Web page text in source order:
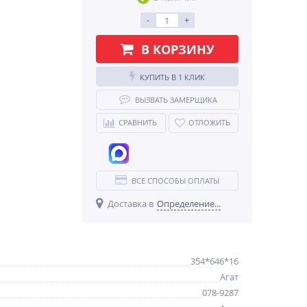
- +
В КОРЗИНУ
КУПИТЬ В 1 КЛИК
ВЫЗВАТЬ ЗАМЕРЩИКА
СРАВНИТЬ ОТЛОЖИТЬ
ВСЕ СПОСОБЫ ОПЛАТЫ
Доставка в Определение...
354*646*16
Агат
078-9287